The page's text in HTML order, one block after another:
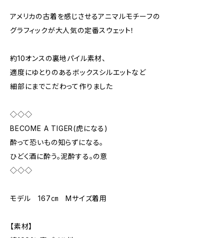
アメリカの古着を感じさせるアニマルモチーフの
グラフィックが大人気の定番スウェット！
約10オンスの裏地パイル素材、
適度にゆとりのあるボックスシルエットなど
細部にまでこだわって作りました
◇◇◇
BECOME A TIGER(虎になる)
酔って恐いもの知らずになる。
ひどく酒に酔う。泥酔する。の意
◇◇◇
モデル 167㎝ Mサイズ着用
【素材】